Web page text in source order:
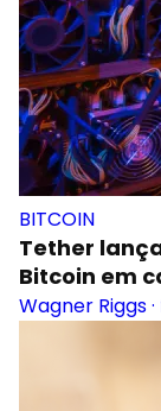
BITCOIN
Tether
Bitcoin em
Wagner Riggs·